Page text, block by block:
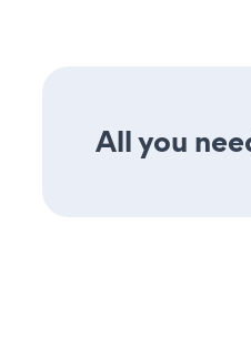
All you